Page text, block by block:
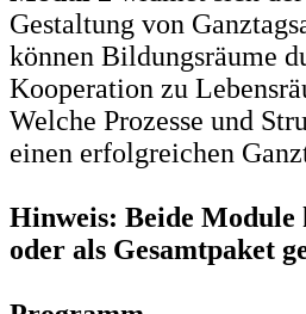
Gestaltung von
können Bildungsräume
Kooperation zu
Welche Prozesse und
einen erfolgreichen
Hinweis: Beide Module
oder als Gesamtpaket